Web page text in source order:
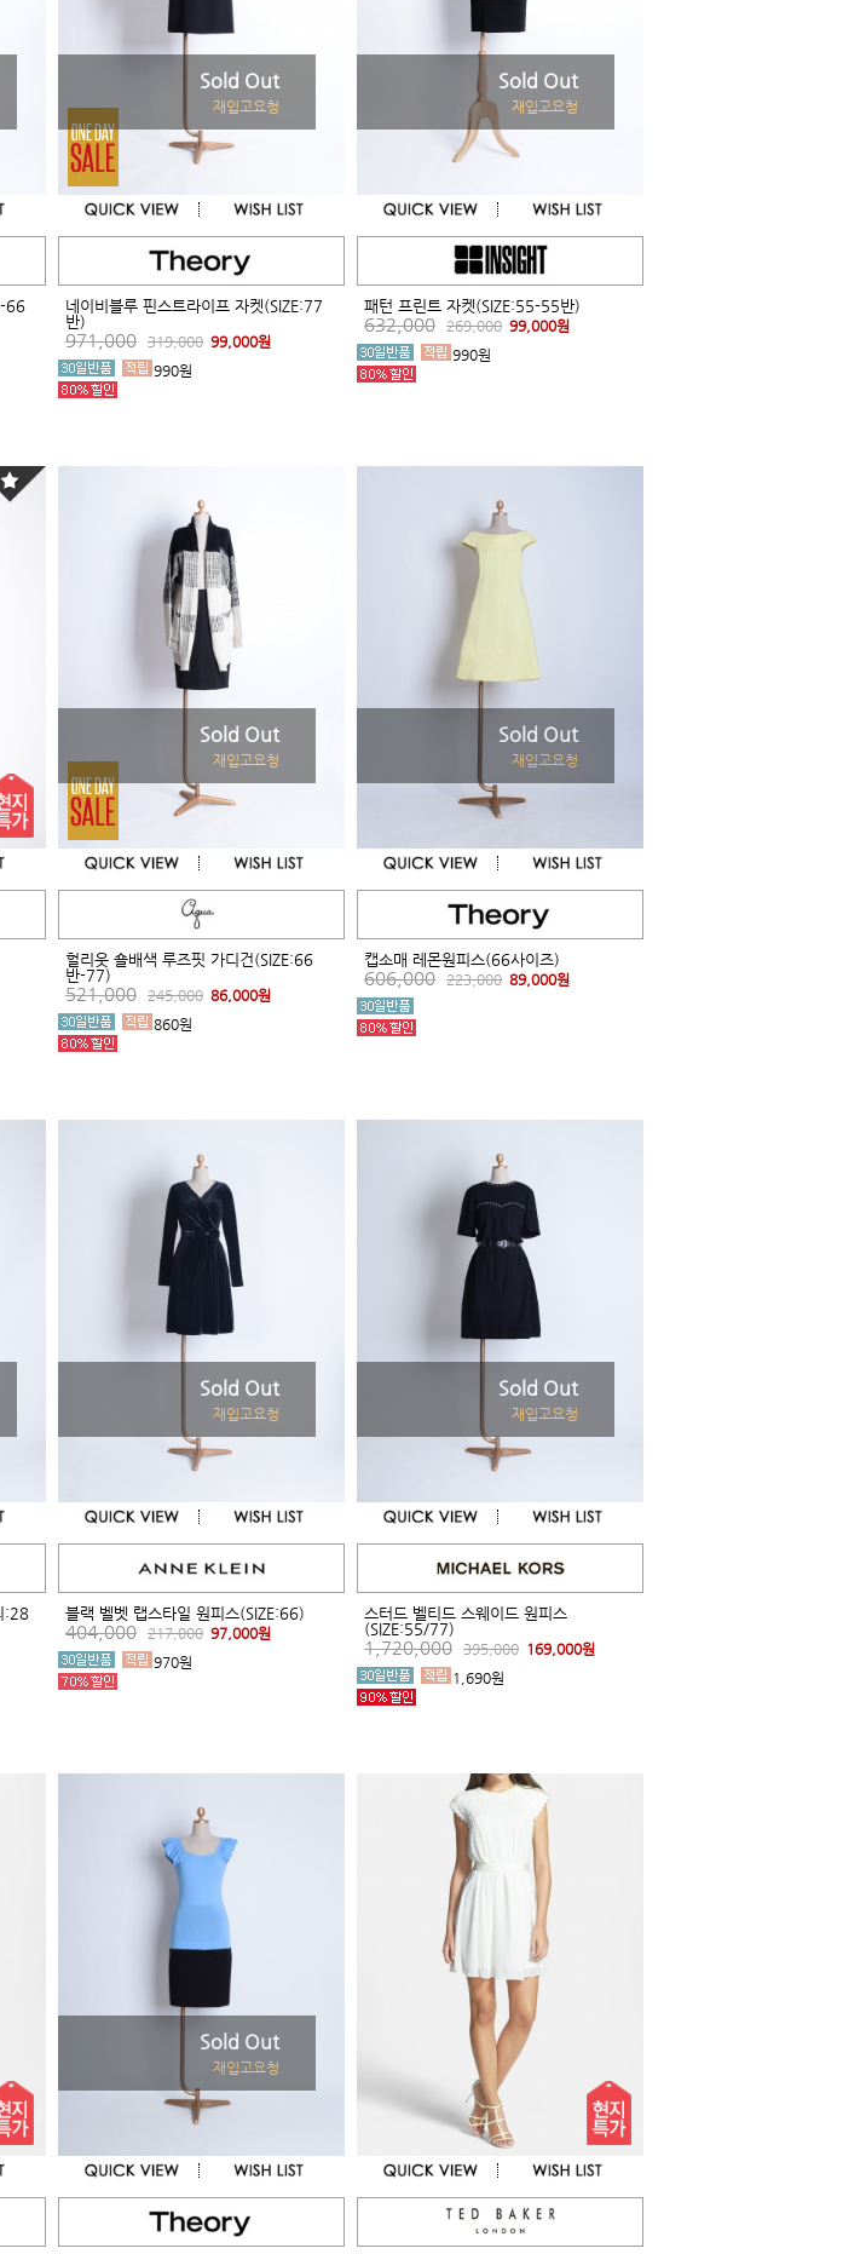
66
Sold Out
재입고요청
네이비블루 핀스트라이프 자켓(SIZE:77
반)
971,000 319,000 99,000원
990원
Sold Out
재입고요청
패턴 프린트 자켓(SIZE:55-55반)
632,000 269,000 99,000원
990원
Sold Out
재입고요청
헐리웃 숄배색 루즈핏 가디건(SIZE:66
반-77)
521,000 245,000 86,000원
860원
Sold Out
재입고요청
캡소매 레몬원피스(66사이즈)
606,000 223,000 89,000원
:28
Sold Out
재입고요청
블랙 벨벳 랩스타일 원피스(SIZE:66)
404,000 217,000 97,000원
970원
Sold Out
재입고요청
스터드 벨티드 스웨이드 원피스
(SIZE:55/77)
1,720,000 395,000 169,000원
1,690원
Sold Out
재입고요청